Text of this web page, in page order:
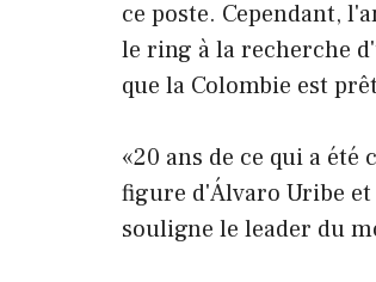
ce poste. Cependant,
le ring à la recherche
que la Colombie est
«20 ans de ce qui a
figure d'Álvaro Uribe
souligne le leader du